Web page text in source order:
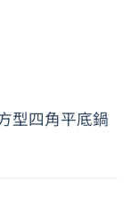
型四角平底鍋